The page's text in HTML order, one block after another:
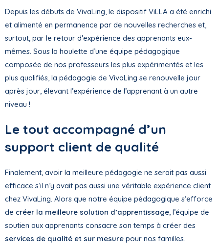
Depuis les débuts de VivaLing, le dispositif ViLLA a été enrichi
et alimenté en permanence par de nouvelles recherches et,
surtout, par le retour d’expérience des apprenants eux-
mêmes. Sous la houlette d’une équipe pédagogique
composée de nos professeurs les plus expérimentés et les
plus qualifiés, la pédagogie de VivaLing se renouvelle jour
après jour, élevant l’expérience de l’apprenant à un autre
niveau !
Le tout accompagné d’un
support client de qualité
Finalement, avoir la meilleure pédagogie ne serait pas aussi
efficace s’il n’y avait pas aussi une véritable expérience client
chez VivaLing. Alors que notre équipe pédagogique s’efforce
de créer la meilleure solution d’apprentissage, l’équipe de
soutien aux apprenants consacre son temps à créer des
services de qualité et sur mesure pour nos familles.